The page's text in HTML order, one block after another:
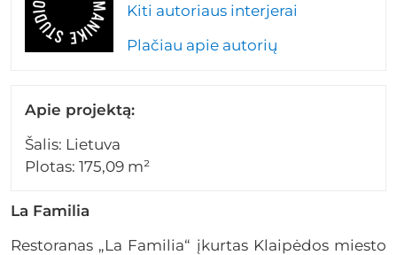
Kiti autoriaus interjerai
Plačiau apie autorių
Apie projektą:
Šalis: Lietuva
Plotas: 175,09 m²
La Familia
Restoranas „La Familia“ įkurtas Klaipėdos miesto